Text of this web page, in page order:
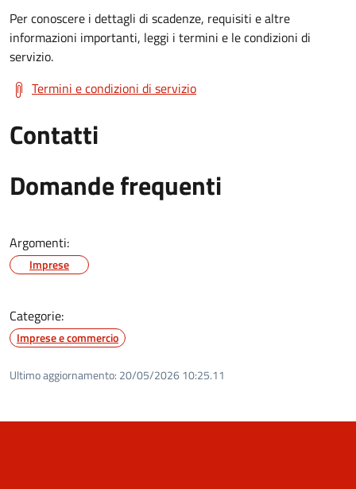
Per conoscere i dettagli di scadenze, requisiti e altre
informazioni importanti, leggi i termini e le condizioni di
servizio.
Termini e condizioni di servizio
Contatti
Domande frequenti
Argomenti:
Imprese
Categorie:
Imprese e commercio
Ultimo aggiornamento: 20/05/2026 10:25.11